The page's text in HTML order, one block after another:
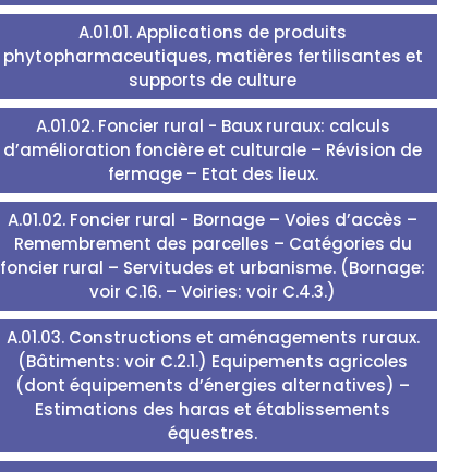
A.01.01. Applications de produits
phytopharmaceutiques, matières fertilisantes et
supports de culture
A.01.02. Foncier rural - Baux ruraux: calculs
d’amélioration foncière et culturale – Révision de
fermage – Etat des lieux.
A.01.02. Foncier rural - Bornage – Voies d’accès –
Remembrement des parcelles – Catégories du
foncier rural – Servitudes et urbanisme. (Bornage:
voir C.16. – Voiries: voir C.4.3.)
A.01.03. Constructions et aménagements ruraux.
(Bâtiments: voir C.2.1.) Equipements agricoles
(dont équipements d’énergies alternatives) –
Estimations des haras et établissements
équestres.